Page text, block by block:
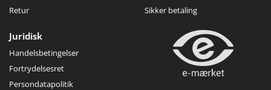
Retur
Sikker betaling
Juridisk
Handelsbetingelser
Fortrydelsesret
Persondatapolitik